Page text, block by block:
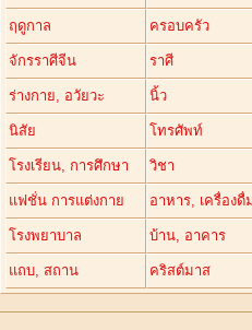
ฤดูกาล ครอบครัว
จักรราศีจีน ราศี
ร่างกาย, อวัยวะ นิ้ว
นิสัย โทรศัพท์
โรงเรียน, การศึกษา วิชา
แฟชั่น การแต่งกาย อาหาร, เครื่องดื่
โรงพยาบาล บ้าน, อาคาร
แถบ, สถาน คริสต์มาส